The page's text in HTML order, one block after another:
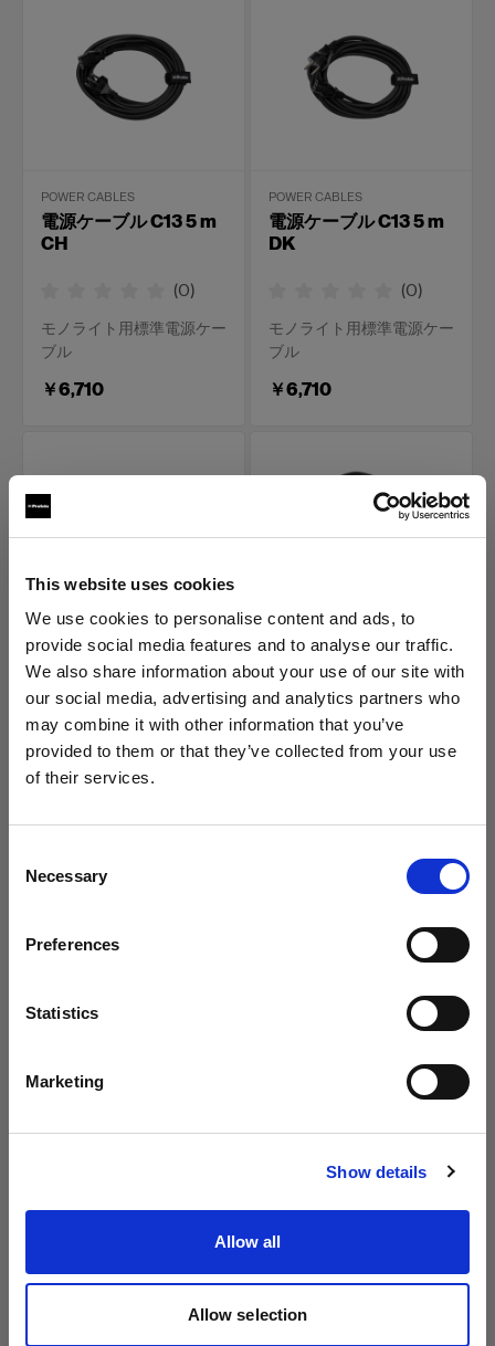
This website uses cookies
We use cookies to personalise content and ads, to
provide social media features and to analyse our traffic.
We also share information about your use of our site with
our social media, advertising and analytics partners who
may combine it with other information that you’ve
provided to them or that they’ve collected from your use
of their services.
Selection
Necessary
Preferences
Statistics
Marketing
Show details
Allow all
Allow selection
地域を変更しますか？
Japan
サイトにアクセス
POWER CABLES
電源ケーブル C13 5 m
CH
(0)
モノライト用標準電源ケー
ブル
￥6,710
POWER CABLES
電源ケーブル C13 5 m
DK
(0)
モノライト用標準電源ケー
ブル
￥6,710
POWER CABLES
電源ケーブル C13 5 m
EUR
(0)
モノライト用標準電源ケー
POWER CABLES
電源ケーブル C13 5 m
IL
(
POWER CABLES
IN
￥8,250
JP
(0)
ブル
￥6,710